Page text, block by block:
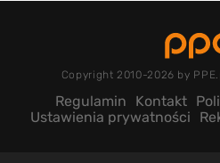
Copyright 2010-2026 by
Regulamin Kontakt
Ustawienia prywatności